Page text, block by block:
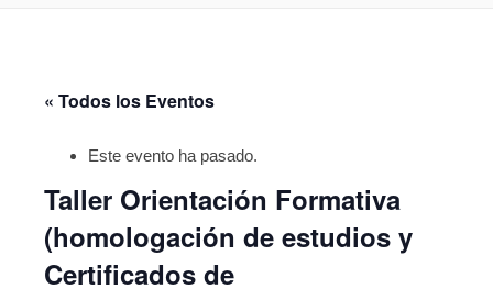
« Todos los Eventos
Este evento ha pasado.
Taller Orientación Formativa
(homologación de estudios y
Certificados de